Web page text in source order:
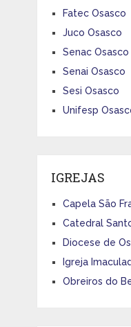
Fatec Osasco
Juco Osasco
Senac Osasco
Senai Osasco
Sesi Osasco
Unifesp
IGREJAS
Capela São
Catedral
Diocese de
Igreja
Obreiros do